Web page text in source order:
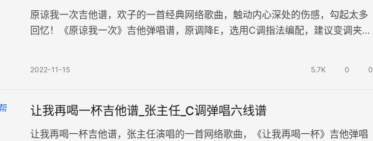
原谅我一次吉他谱，欢子的一首经典网络歌曲，触动内心深处的伤感，勾起太多
回忆！《原谅我一次》吉他弹唱谱，原调降E，选用C调指法编配，建议变调夹3
2022-11-15 5.7K 0 0
让我再喝一杯吉他谱_张主任_C调弹唱六线谱
让我再喝一杯吉他谱，张主任演唱的一首网络歌曲，《让我再喝一杯》吉他弹唱